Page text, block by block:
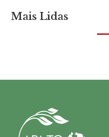
Mais Lidas